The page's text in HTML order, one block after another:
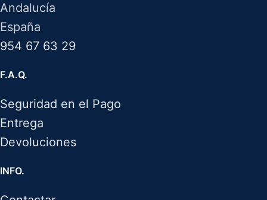
Andalucía
España
954 67 63 29
F.A.Q.
Seguridad en el Pago
Entrega
Devoluciones
INFO.